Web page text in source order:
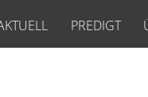
PREDIGT